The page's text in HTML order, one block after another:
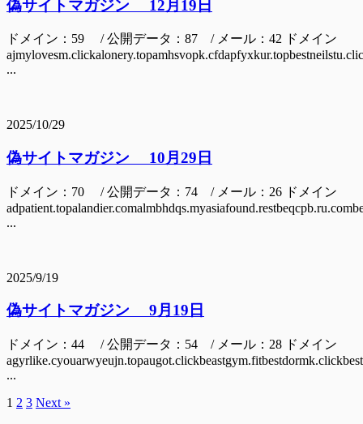
偽サイトマガジン 12月19日
ドメイン：59 / 公開データ：87 / メール：42 ドメイン
...
2025/10/29
偽サイトマガジン 10月29日
ドメイン：70 / 公開データ：74 / メール：26 ドメイン
...
2025/9/19
偽サイトマガジン 9月19日
ドメイン：44 / 公開データ：54 / メール：28 ドメイン
...
1 2 3 Next »